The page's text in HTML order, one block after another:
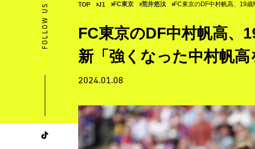
FOLLOW US TOP J1 FC東京 荒井悠汰 FC東京のDF中村帆高、19
FC東京のDF中村帆高、
新「強くなった中村帆
2024.01.08